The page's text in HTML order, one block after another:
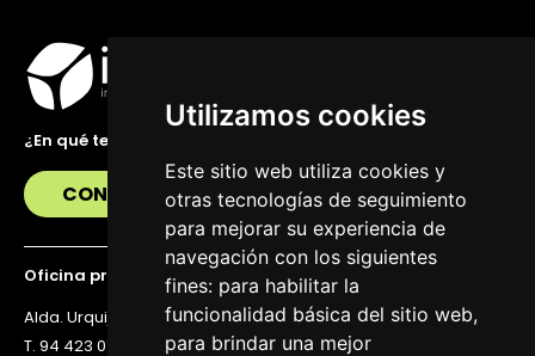
Utilizamos cookies
Este sitio web utiliza cookies y
otras tecnologías de seguimiento
para mejorar su experiencia de
navegación con los siguientes
fines: para habilitar la
funcionalidad básica del sitio web,
para brindar una mejor
¿En qué te podemos ayudar?
CONTÁCTANOS
Oficina principal
Alda. Urquijo 36, 6ª planta, 48011 Bilbao
T. 94 423 07 43